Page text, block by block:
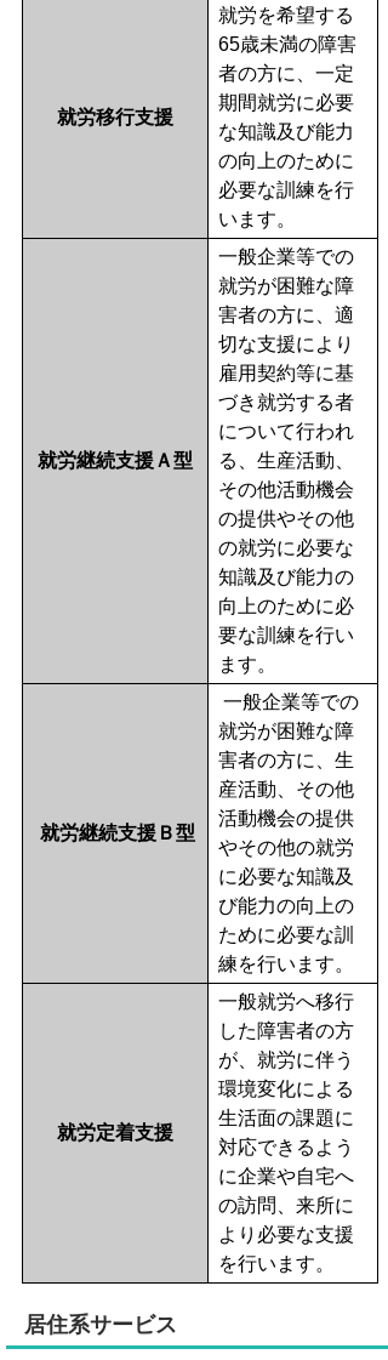
就労移行支援
就労を希望する
65歳未満の障害
者の方に、一定
期間就労に必要
な知識及び能力
の向上のために
必要な訓練を行
います。
就労継続支援Ａ型
一般企業等での
就労が困難な障
害者の方に、適
切な支援により
雇用契約等に基
づき就労する者
について行われ
る、生産活動、
その他活動機会
の提供やその他
の就労に必要な
知識及び能力の
向上のために必
要な訓練を行い
ます。
就労継続支援Ｂ型
一般企業等での
就労が困難な障
害者の方に、生
産活動、その他
活動機会の提供
やその他の就労
に必要な知識及
び能力の向上の
ために必要な訓
練を行います。
就労定着支援
一般就労へ移行
した障害者の方
が、就労に伴う
環境変化による
生活面の課題に
対応できるよう
に企業や自宅へ
の訪問、来所に
より必要な支援
を行います。
居住系サービス